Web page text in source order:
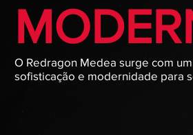
O Redragon Medea surge com
sofisticação e modernidade para